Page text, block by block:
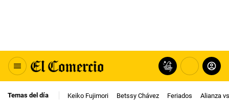
Temas del día Keiko Fujimori Betssy Chávez Feriados Alianza